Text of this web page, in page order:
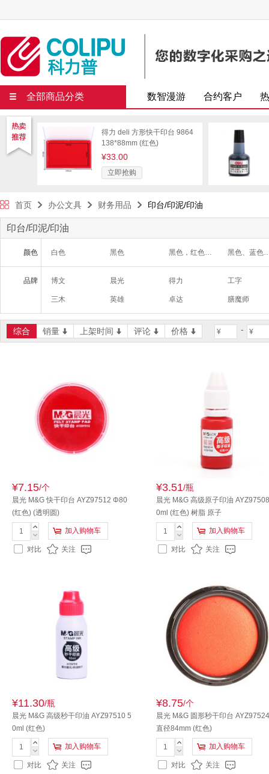
全部商品分类 数智漫游 合约客户
得力 deli 方形快干印台 9864
138*88mm (红色)
¥33.00
立即抢购
首页 办公文具 财务用品 印台/印泥/印油
印台/印泥/印油
颜色 白色 黑色 黑色，红色，蓝色 黑色、蓝
品牌 博文 晨光 得力 工字
三木 英雄 卓达 膳魔师
综合 销量 上架时间 评论 价格 ¥ - ¥
¥7.15/个
晨光 M&G 快干印台 AYZ97512 Φ80
(红色) (透明圆)
加入购物车
对比 关注
¥3.51/瓶
晨光 M&G 高级原子印油
0ml (红色) 树脂 原子
加入购物车
对比 关注
¥11.30/瓶
晨光 M&G 高级秒干印油 AYZ97510 5
0ml (红色)
加入购物车
对比 关注
¥8.75/个
晨光 M&G 圆形秒干印台 AYZ97524
直径84mm (红色)
加入购物车
对比 关注